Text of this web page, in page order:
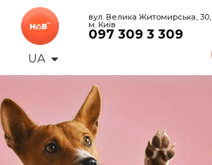
UA
EN
097 309 3 309
вул. Велика Житомирська, 30,
м. Київ